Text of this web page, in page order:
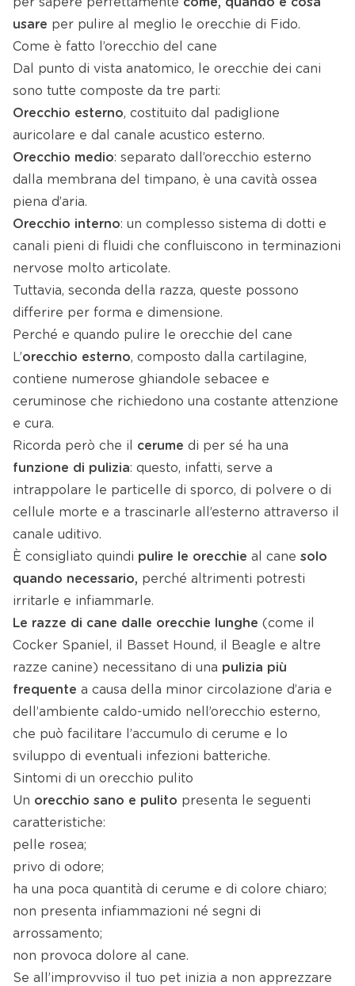
usare per pulire al meglio le orecchie di Fido.
Come è fatto l’orecchio del cane
Dal punto di vista anatomico, le orecchie dei cani
sono tutte composte da tre parti:
Orecchio esterno, costituito dal padiglione
auricolare e dal canale acustico esterno.
Orecchio medio: separato dall’orecchio esterno
dalla membrana del timpano, è una cavità ossea
piena d’aria.
Orecchio interno: un complesso sistema di dotti e
canali pieni di fluidi che confluiscono in terminazioni
nervose molto articolate.
Tuttavia, seconda della razza, queste possono
differire per forma e dimensione.
Perché e quando pulire le orecchie del cane
L’orecchio esterno, composto dalla cartilagine,
contiene numerose ghiandole sebacee e
ceruminose che richiedono una costante attenzione
e cura.
Ricorda però che il cerume di per sé ha una
funzione di pulizia: questo, infatti, serve a
intrappolare le particelle di sporco, di polvere o di
cellule morte e a trascinarle all’esterno attraverso il
canale uditivo.
È consigliato quindi pulire le orecchie al cane solo
quando necessario, perché altrimenti potresti
irritarle e infiammarle.
Le razze di cane dalle orecchie lunghe (come il
Cocker Spaniel, il Basset Hound, il Beagle e altre
razze canine) necessitano di una pulizia più
frequente a causa della minor circolazione d’aria e
dell’ambiente caldo-umido nell’orecchio esterno,
che può facilitare l’accumulo di cerume e lo
sviluppo di eventuali infezioni batteriche.
Sintomi di un orecchio pulito
Un orecchio sano e pulito presenta le seguenti
caratteristiche:
pelle rosea;
privo di odore;
ha una poca quantità di cerume e di colore chiaro;
non presenta infiammazioni né segni di
arrossamento;
non provoca dolore al cane.
Se all’improvviso il tuo pet inizia a non apprezzare